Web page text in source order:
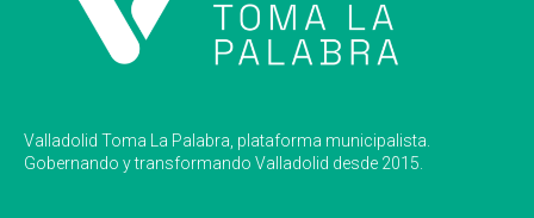
Valladolid Toma La Palabra, plataforma municipalista.
Gobernando y transformando Valladolid desde 2015.